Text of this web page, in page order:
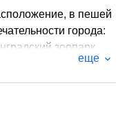
в пешей
города:
зоопарк,
сад, стрелка
крейсер
Спортивная
еще